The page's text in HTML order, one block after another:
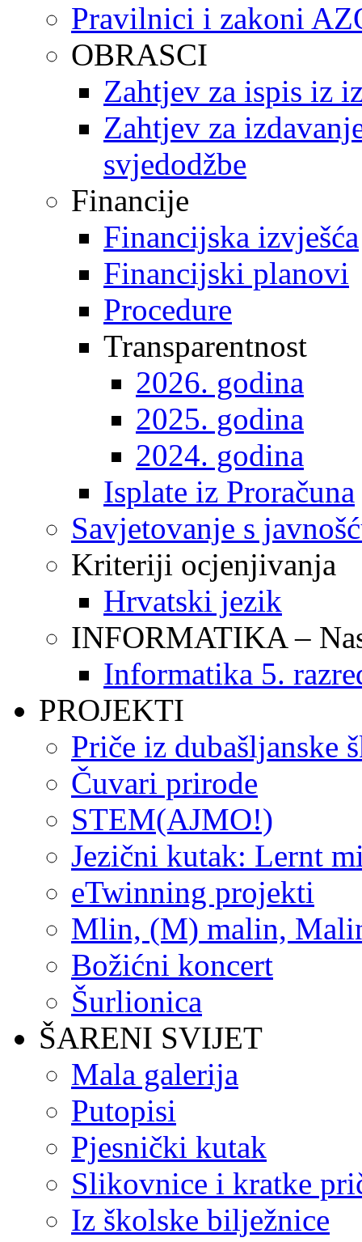
Pravilnici i zakoni
OBRASCI
Zahtjev za ispis iz
Zahtjev za
svjedodžbe
Financije
Financijska izvješća
Financijski planovi
Procedure
Transparentnost
2026. godina
2025. godina
2024. godina
Isplate iz Proračuna
Savjetovanje s
Kriteriji ocjenjivanja
Hrvatski jezik
INFORMATIKA –
Informatika 5.
PROJEKTI
Priče iz dubašljanske
Čuvari prirode
STEM(AJMO!)
Jezični kutak: Lernt
eTwinning projekti
Mlin, (M) malin,
Božićni koncert
Šurlionica
ŠARENI SVIJET
Mala galerija
Putopisi
Pjesnički kutak
Slikovnice i kratke
Iz školske bilježnice